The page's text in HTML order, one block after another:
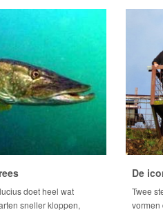
doet heel wat
sneller kloppen,
De
Twee
vormen